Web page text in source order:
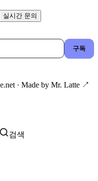
실시간 문의
· Made by Mr. Latte ↗
검색